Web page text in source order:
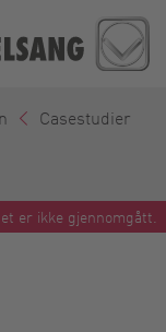
Casestudier
er ikke gjennomgått.